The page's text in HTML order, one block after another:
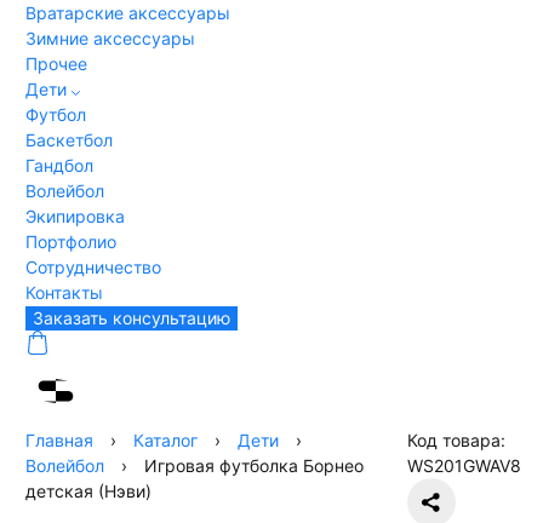
Вратарские аксессуары
Зимние аксессуары
Прочее
Дети
Футбол
Баскетбол
Гандбол
Волейбол
Экипировка
Портфолио
Сотрудничество
Контакты
Заказать консультацию
Главная › Каталог › Дети
›
Волейбол
›
Игровая футболка Борнео
детская (Нэви)
Код товара:
WS201GWAV8